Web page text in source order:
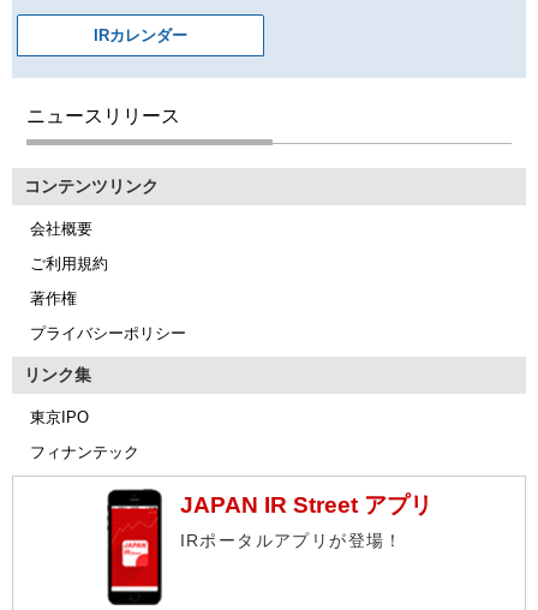
IRカレンダー
ニュースリリース
コンテンツリンク
会社概要
ご利用規約
著作権
プライバシーポリシー
リンク集
東京IPO
フィナンテック
JAPAN IR Street アプリ
IRポータルアプリが登場！